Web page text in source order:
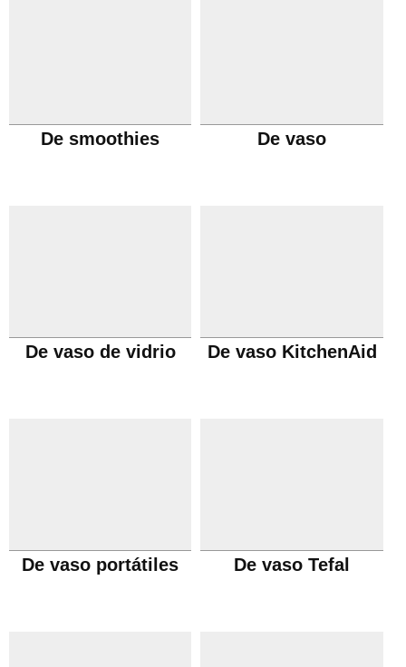
De smoothies De vaso
De vaso de vidrio De vaso KitchenAid
De vaso portátiles De vaso Tefal